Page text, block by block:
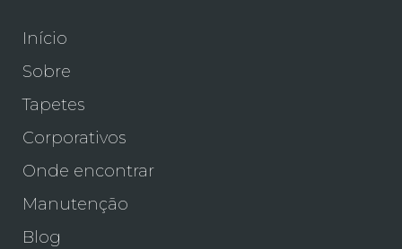
Início
Sobre
Tapetes
Corporativos
Onde encontrar
Manutenção
Blog